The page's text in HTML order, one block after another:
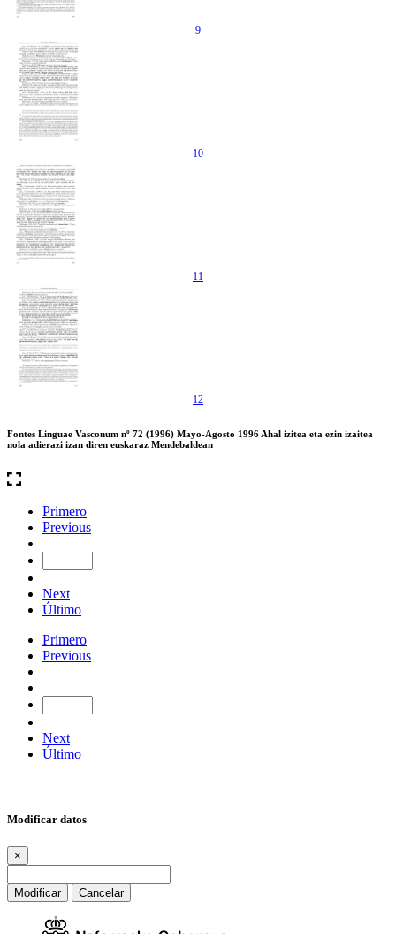
9
10
11
12
Fontes Linguae Vasconum nº 72 (1996) Mayo-Agosto 1996 Ahal izitea eta ezin izaitea
nola adierazi izan diren euskaraz Mendebaldean
Primero
Previous
Next
Último
Primero
Previous
Next
Último
Modificar datos
×
Modificar Cancelar